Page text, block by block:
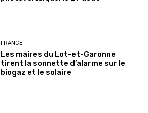
FRANCE
Les maires du Lot-et-Garonne
tirent la sonnette d’alarme sur le
biogaz et le solaire